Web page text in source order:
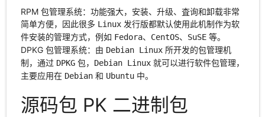
RPM 包管理系统：功能强大，安装、升级、査询和卸载非常
简单方便，因此很多 Linux发行版都默认使用此机制作为软
件安装的管理方式，例如 Fedora、 CentOS、 SuSE等。
DPKG 包管理系统：由 Debian Linux所开发的包管理机
制，通过 DPKG包， Debian Linux就可以进行软件包管理，
主要应用在 Debian和 Ubuntu中。
源码包 PK 二进制包